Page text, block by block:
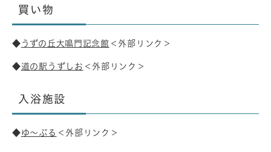
買い物
◆ うずの丘大鳴門記念館 ＜外部リンク＞
◆道の駅うずしお ＜外部リンク＞
入浴施設
◆ゆ～ぷる ＜外部リンク＞